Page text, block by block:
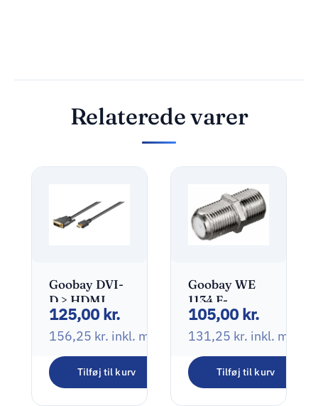
Relaterede varer
Goobay DVI-
D > HDMI
1,5m Black
125,00 kr.
156,25 kr. inkl. moms
Tilføj til kurv
Goobay WE
1134 F-
stik(hun) til
F-stik(hun)
105,00 kr.
131,25 kr. inkl. moms
Tilføj til kurv